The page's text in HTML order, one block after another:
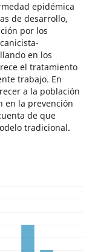
epidémica
de desarrollo,
por los
en los
el tratamiento
trabajo. En
a la población
en la prevención
de que
tradicional.